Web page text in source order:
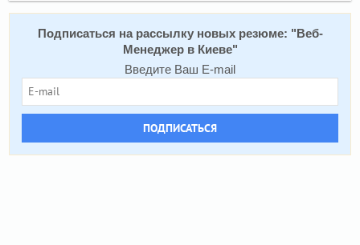
Подписаться на рассылку новых резюме: " Веб-
Менеджер в Киеве"
Введите Ваш E-mail
ПОДПИСАТЬСЯ